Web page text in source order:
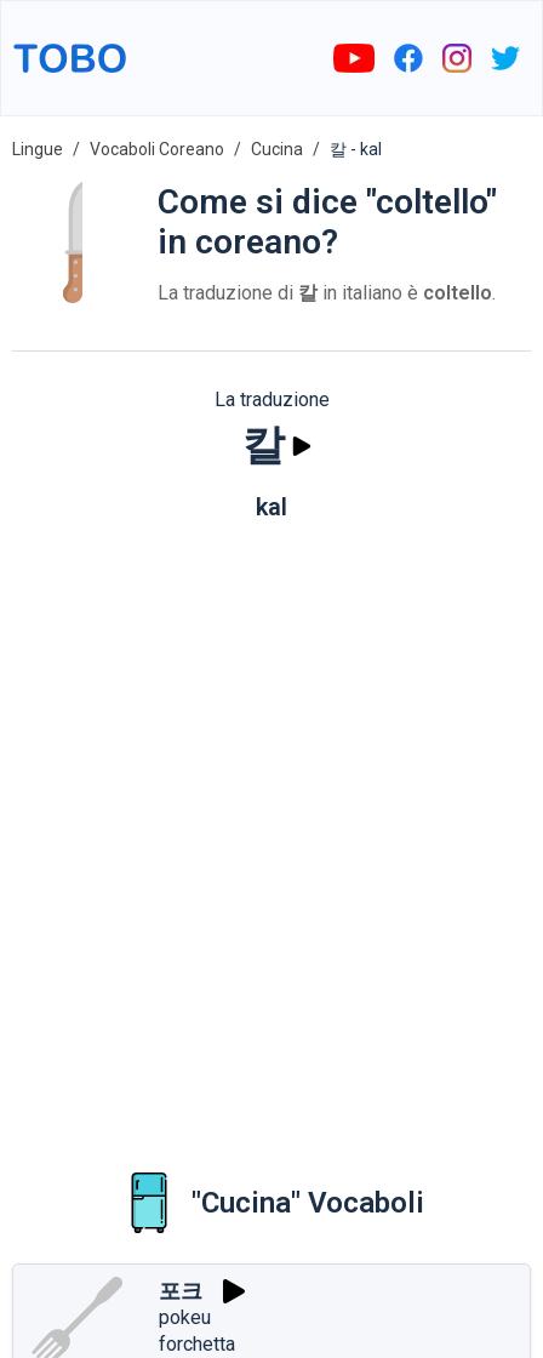
Lingue Vocaboli Coreano Cucina 칼 - kal
Come si dice "coltello"
in coreano?
La traduzione di 칼in italiano è coltello.
La traduzione
칼
kal
"Cucina" Vocaboli
포크
pokeu
forchetta